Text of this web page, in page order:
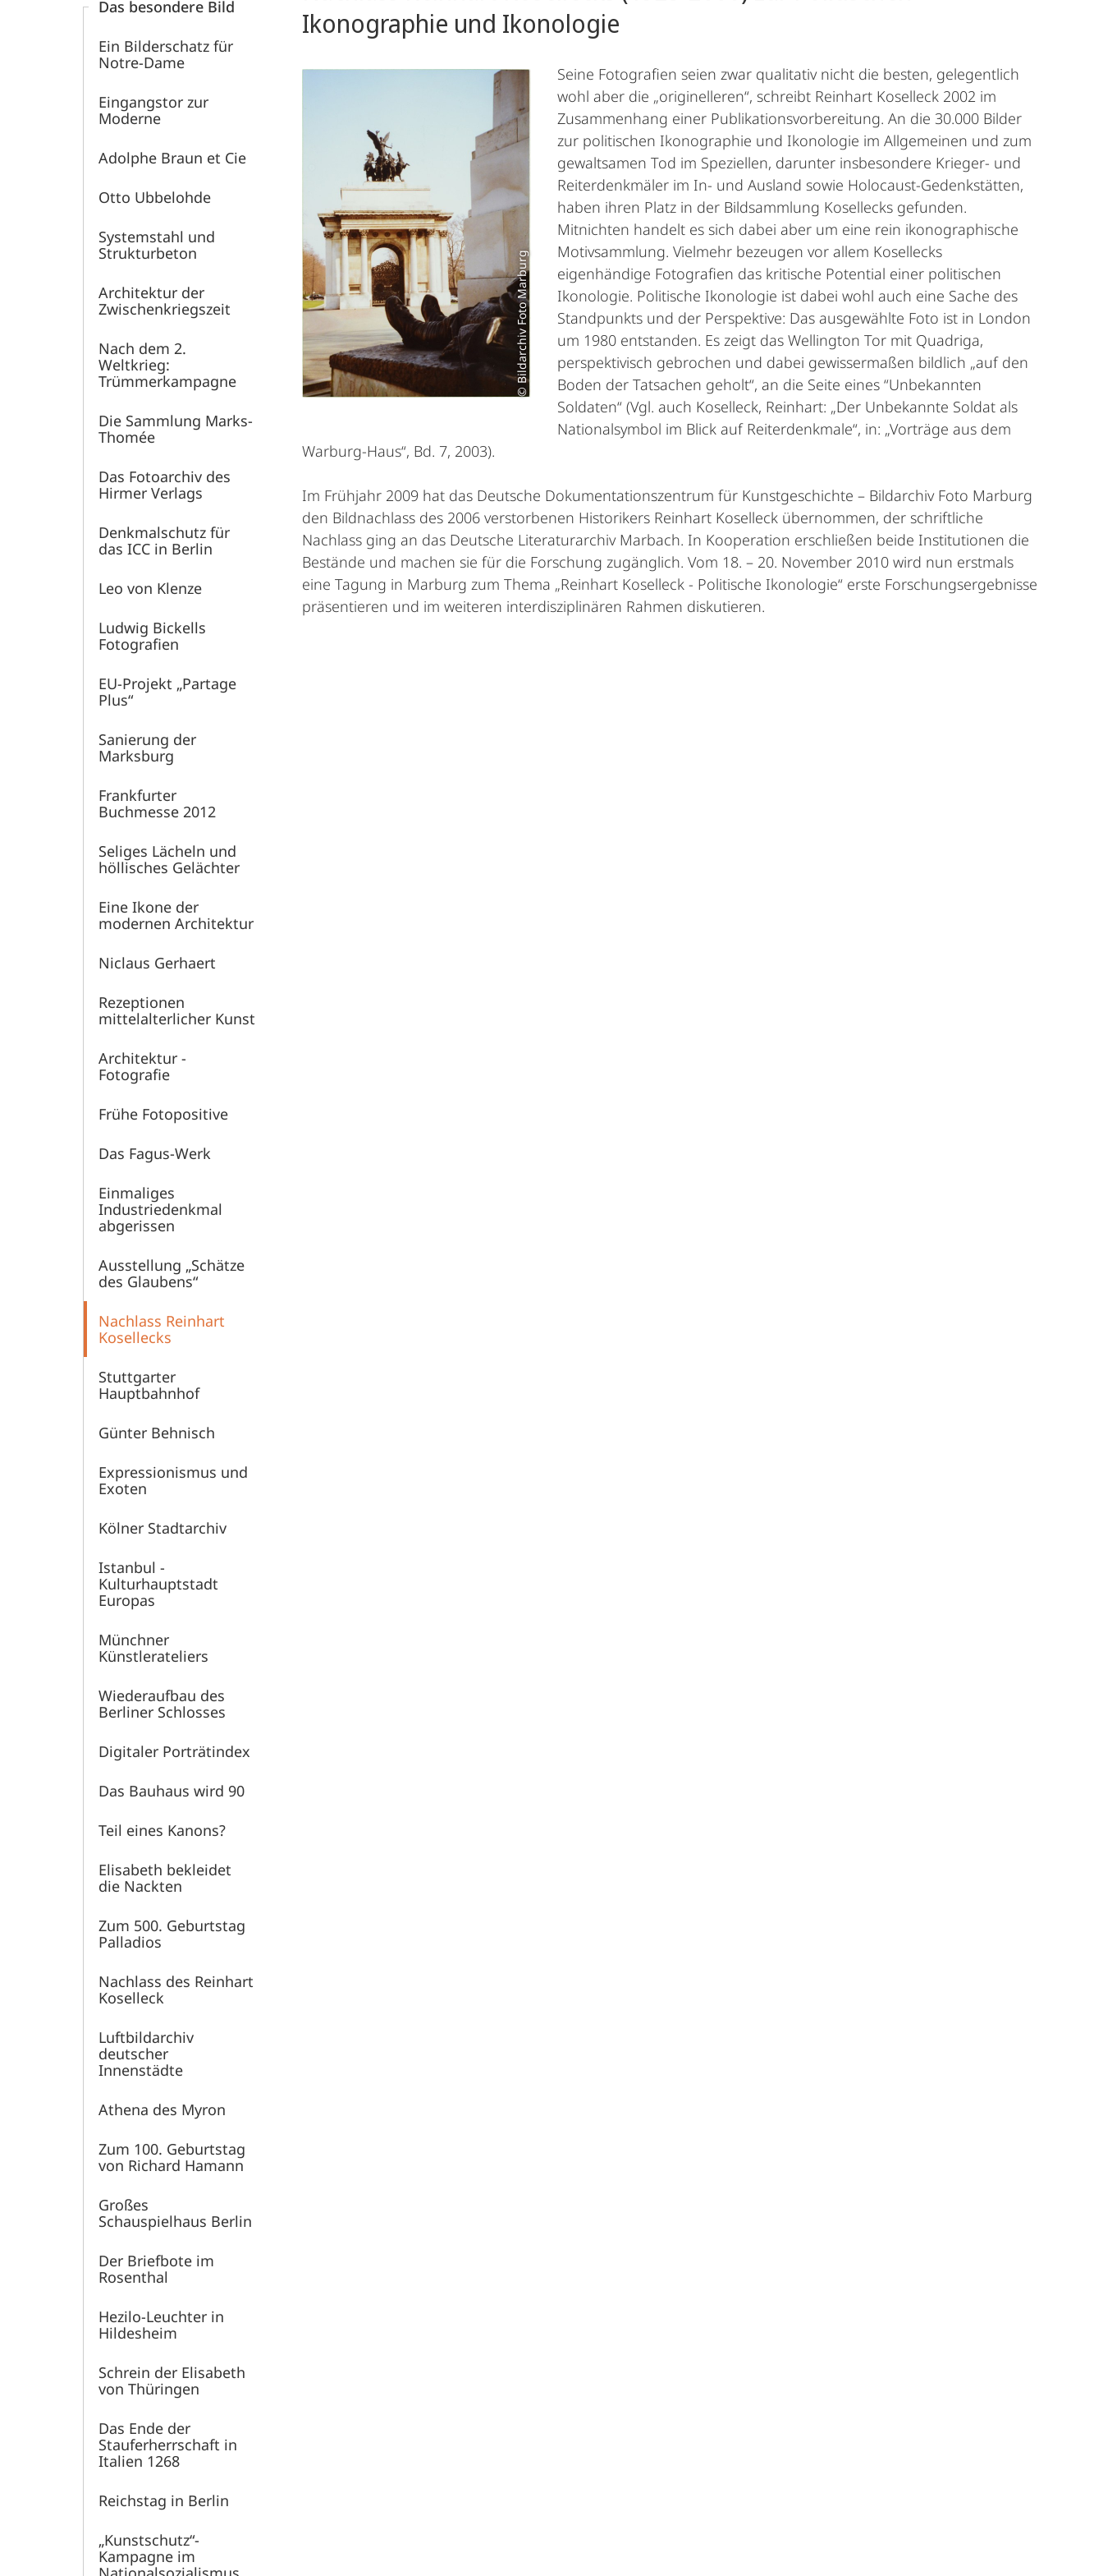
Kunstgeschichte
-
Bildarchiv
Das besondere Bild
Ein Bilderschatz für
Notre-Dame
Eingangstor zur
Moderne
Adolphe Braun et Cie
Otto Ubbelohde
Systemstahl und
Strukturbeton
Architektur der
Zwischenkriegszeit
Nach dem 2.
Weltkrieg:
Trümmerkampagne
Die Sammlung Marks-
Thomée
Das Fotoarchiv des
Hirmer Verlags
Denkmalschutz für
das ICC in Berlin
Leo von Klenze
Ludwig Bickells
Fotografien
EU-Projekt „Partage
Plus“
Sanierung der
Marksburg
Frankfurter
Buchmesse 2012
Seliges Lächeln und
höllisches Gelächter
Eine Ikone der
modernen Architektur
Niclaus Gerhaert
Rezeptionen
mittelalterlicher Kunst
Architektur -
Fotografie
Frühe Fotopositive
Das Fagus-Werk
Einmaliges
Industriedenkmal
abgerissen
Ausstellung „Schätze
des Glaubens“
Nachlass Reinhart
Kosellecks
Stuttgarter
Hauptbahnhof
Günter Behnisch
Expressionismus und
Exoten
Kölner Stadtarchiv
Istanbul -
Kulturhauptstadt
Europas
Münchner
Künstlerateliers
Wiederaufbau des
Berliner Schlosses
Digitaler Porträtindex
Das Bauhaus wird 90
Teil eines Kanons?
Elisabeth bekleidet
die Nackten
Zum 500. Geburtstag
Palladios
Nachlass des Reinhart
Koselleck
Luftbildarchiv
deutscher
Innenstädte
Athena des Myron
Zum 100. Geburtstag
von Richard Hamann
Großes
Schauspielhaus Berlin
Der Briefbote im
Rosenthal
Hezilo-Leuchter in
Hildesheim
Schrein der Elisabeth
von Thüringen
Das Ende der
Stauferherrschaft in
Italien 1268
Reichstag in Berlin
„Kunstschutz“-
Kampagne im
Ikonographie und Ikonologie
© Bildarchiv Foto Marburg
Seine Fotografien seien zwar qualitativ nicht die besten, gelegentlich
wohl aber die „originelleren“, schreibt Reinhart Koselleck 2002 im
Zusammenhang einer Publikationsvorbereitung. An die 30.000 Bilder
zur politischen Ikonographie und Ikonologie im Allgemeinen und zum
gewaltsamen Tod im Speziellen, darunter insbesondere Krieger- und
Reiterdenkmäler im In- und Ausland sowie Holocaust-Gedenkstätten,
haben ihren Platz in der Bildsammlung Kosellecks gefunden.
Mitnichten handelt es sich dabei aber um eine rein ikonographische
Motivsammlung. Vielmehr bezeugen vor allem Kosellecks
eigenhändige Fotografien das kritische Potential einer politischen
Ikonologie. Politische Ikonologie ist dabei wohl auch eine Sache des
Standpunkts und der Perspektive: Das ausgewählte Foto ist in London
um 1980 entstanden. Es zeigt das Wellington Tor mit Quadriga,
perspektivisch gebrochen und dabei gewissermaßen bildlich „auf den
Boden der Tatsachen geholt“, an die Seite eines “Unbekannten
Soldaten“ (Vgl. auch Koselleck, Reinhart: „Der Unbekannte Soldat als
Nationalsymbol im Blick auf Reiterdenkmale“, in: „Vorträge aus dem
Warburg-Haus“, Bd. 7, 2003).
Im Frühjahr 2009 hat das Deutsche Dokumentationszentrum für Kunstgeschichte – Bildarchiv Foto Marburg
den Bildnachlass des 2006 verstorbenen Historikers Reinhart Koselleck übernommen, der schriftliche
Nachlass ging an das Deutsche Literaturarchiv Marbach. In Kooperation erschließen beide Institutionen die
Bestände und machen sie für die Forschung zugänglich. Vom 18. – 20. November 2010 wird nun erstmals
eine Tagung in Marburg zum Thema „Reinhart Koselleck - Politische Ikonologie“ erste Forschungsergebnisse
präsentieren und im weiteren interdisziplinären Rahmen diskutieren.